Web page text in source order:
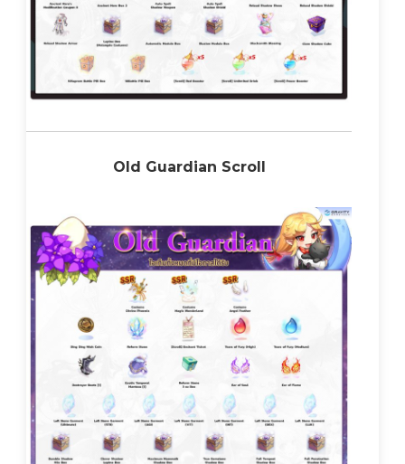
Old Guardian Scroll